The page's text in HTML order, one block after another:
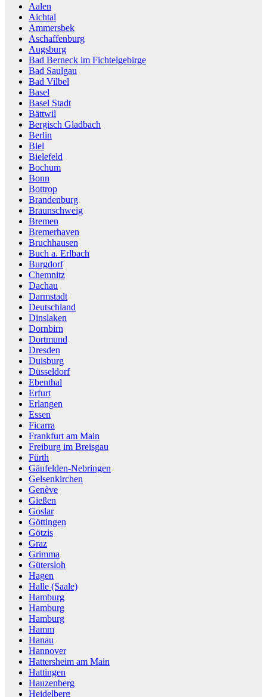
Aalen
Aichtal
Ammersbek
Aschaffenburg
Augsburg
Bad Berneck im Fichtelgebirge
Bad Saulgau
Bad Vilbel
Basel
Basel Stadt
Bättwil
Bergisch Gladbach
Berlin
Biel
Bielefeld
Bochum
Bonn
Bottrop
Brandenburg
Braunschweig
Bremen
Bremerhaven
Bruchhausen
Buch a. Erlbach
Burgdorf
Chemnitz
Dachau
Darmstadt
Deutschland
Dinslaken
Dornbirn
Dortmund
Dresden
Duisburg
Düsseldorf
Ebenthal
Erfurt
Erlangen
Essen
Ficarra
Frankfurt am Main
Freiburg im Breisgau
Fürth
Gäufelden-Nebringen
Gelsenkirchen
Genève
Gießen
Goslar
Göttingen
Götzis
Graz
Grimma
Gütersloh
Hagen
Halle (Saale)
Hamburg
Hamburg
Hamburg
Hamm
Hanau
Hannover
Hattersheim am Main
Hattingen
Hauzenberg
Heidelberg